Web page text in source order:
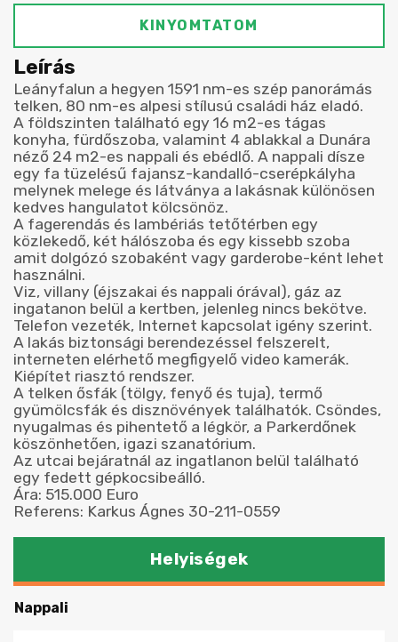
KINYOMTATOM
Leírás
Leányfalun a hegyen 1591 nm-es szép panorámás
telken, 80 nm-es alpesi stílusú családi ház eladó.
A földszinten található egy 16 m2-es tágas
konyha, fürdőszoba, valamint 4 ablakkal a Dunára
néző 24 m2-es nappali és ebédlő. A nappali dísze
egy fa tüzelésű fajansz-kandalló-cserépkályha
melynek melege és látványa a lakásnak különösen
kedves hangulatot kölcsönöz.
A fagerendás és lambériás tetőtérben egy
közlekedő, két hálószoba és egy kissebb szoba
amit dolgózó szobaként vagy garderobe-ként lehet
használni.
Viz, villany (éjszakai és nappali órával), gáz az
ingatanon belül a kertben, jelenleg nincs bekötve.
Telefon vezeték, Internet kapcsolat igény szerint.
A lakás biztonsági berendezéssel felszerelt,
interneten elérhető megfigyelő video kamerák.
Kiépítet riasztó rendszer.
A telken ősfák (tölgy, fenyő és tuja), termő
gyümölcsfák és disznövények találhatók. Csöndes,
nyugalmas és pihentető a légkör, a Parkerdőnek
köszönhetően, igazi szanatórium.
Az utcai bejáratnál az ingatlanon belül található
egy fedett gépkocsibeálló.
Ára: 515.000 Euro
Referens: Karkus Ágnes 30-211-0559
Helyiségek
Nappali